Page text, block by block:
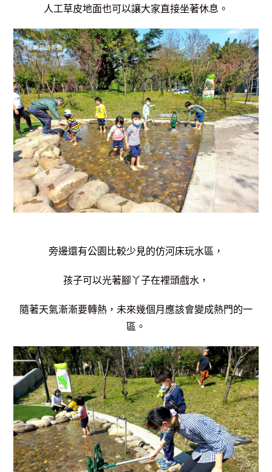
人工草皮地面也可以讓大家直接坐著休息。
旁邊還有公園比較少見的仿河床玩水區，
孩子可以光著腳丫子在裡頭戲水，
隨著天氣漸漸要轉熱，未來幾個月應該會變成熱門的一
區。